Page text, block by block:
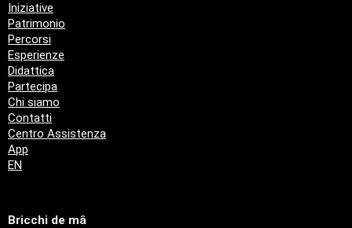
Iniziative
Patrimonio
Percorsi
Esperienze
Didattica
Partecipa
Chi siamo
Contatti
Centro Assistenza
App
EN
Bricchi de mâ